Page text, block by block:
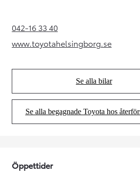
042-16 33 40(Opens in new tab)
www.toyotahelsingborg.se
(Opens in new tab)
Se alla bilar
(Opens in new
Se alla begagnade Toyota hos
(Opens in
Öppettider